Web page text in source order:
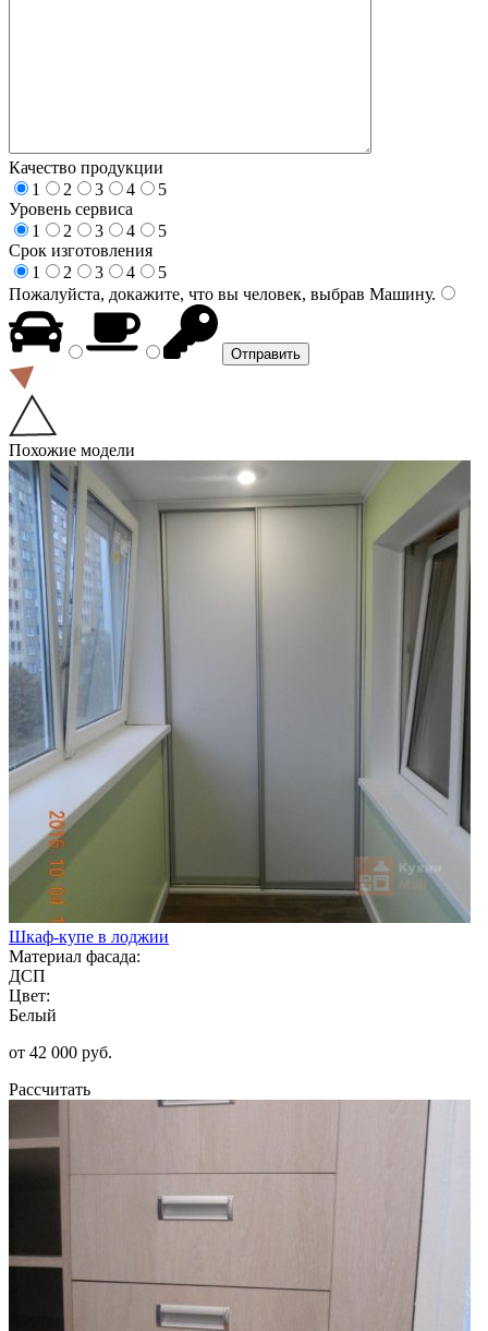
Качество продукции
1
2 3 4
5
Уровень сервиса
1
2 3 4
5
Срок изготовления
1
2 3 4
5
Пожалуйста, докажите, что вы человек, выбрав Машину.
Похожие модели
Шкаф-купе в лоджии
Материал фасада:
ДСП
Цвет:
Белый
от 42 000 руб.
Рассчитать